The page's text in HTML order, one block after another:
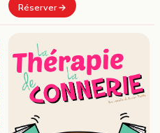
Réserver